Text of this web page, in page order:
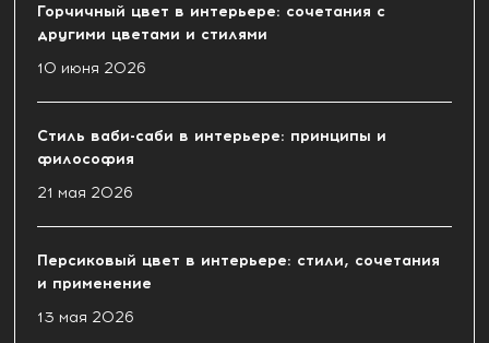
Горчичный цвет в интерьере: сочетания с
другими цветами и стилями
10 июня 2026
Стиль ваби-саби в интерьере: принципы и
философия
21 мая 2026
Персиковый цвет в интерьере: стили, сочетания
и применение
13 мая 2026